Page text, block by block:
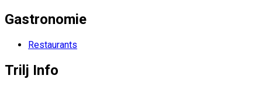
Gastronomie
Restaurants
Trilj Info